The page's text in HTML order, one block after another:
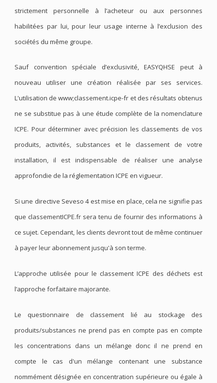
strictement personnelle à l’acheteur ou aux personnes
habilitées par lui, pour leur usage interne à l’exclusion des
sociétés du même groupe.
Sauf convention spéciale d’exclusivité, EASYQHSE peut à
nouveau utiliser une création réalisée par ses services.
L'utilisation de www;classement.icpe-fr et des résultats obtenus
ne se substitue pas à une étude complète de la nomenclature
ICPE. Pour déterminer avec précision les classements de vos
produits, activités, substances et le classement de votre
installation, il est indispensable de réaliser une analyse
approfondie de la réglementation ICPE en vigueur.
Si une directive Seveso 4 est mise en place, cela ne signifie pas
que classementICPE.fr sera tenu de fournir des informations à
ce sujet. Cependant, les clients devront tout de même continuer
à payer leur abonnement jusqu'à son terme.
L’approche utilisée pour le classement ICPE des déchets est
l’approche forfaitaire majorante.
Le questionnaire de classement lié au stockage des
produits/substances ne prend pas en compte pas en compte
les concentrations dans un mélange donc il ne prend en
compte le cas d'un mélange contenant une substance
nommément désignée en concentration supérieure ou égale à